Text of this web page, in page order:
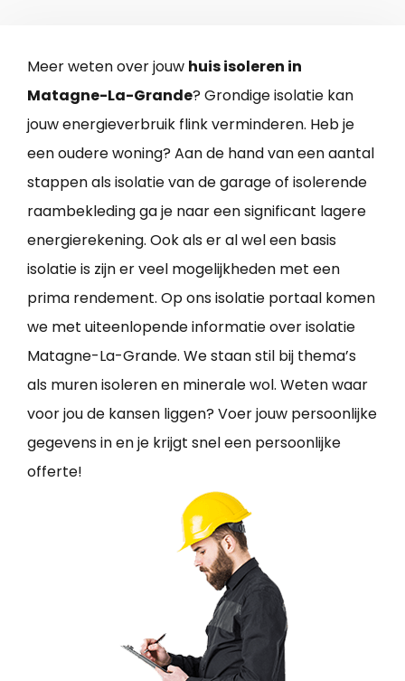
Meer weten over jouw huis isoleren in
Matagne-La-Grande? Grondige isolatie kan
jouw energieverbruik flink verminderen. Heb je
een oudere woning? Aan de hand van een aantal
stappen als isolatie van de garage of isolerende
raambekleding ga je naar een significant lagere
energierekening. Ook als er al wel een basis
isolatie is zijn er veel mogelijkheden met een
prima rendement. Op ons isolatie portaal komen
we met uiteenlopende informatie over isolatie
Matagne-La-Grande. We staan stil bij thema’s
als muren isoleren en minerale wol. Weten waar
voor jou de kansen liggen? Voer jouw persoonlijke
gegevens in en je krijgt snel een persoonlijke
offerte!